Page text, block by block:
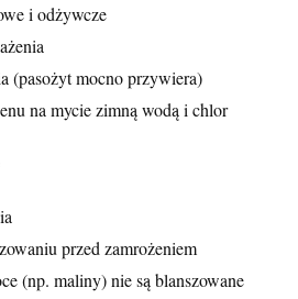
i odżywcze
(pasożyt mocno przywiera)
na mycie zimną wodą i chlor
przed zamrożeniem
(np. maliny) nie są blanszowane